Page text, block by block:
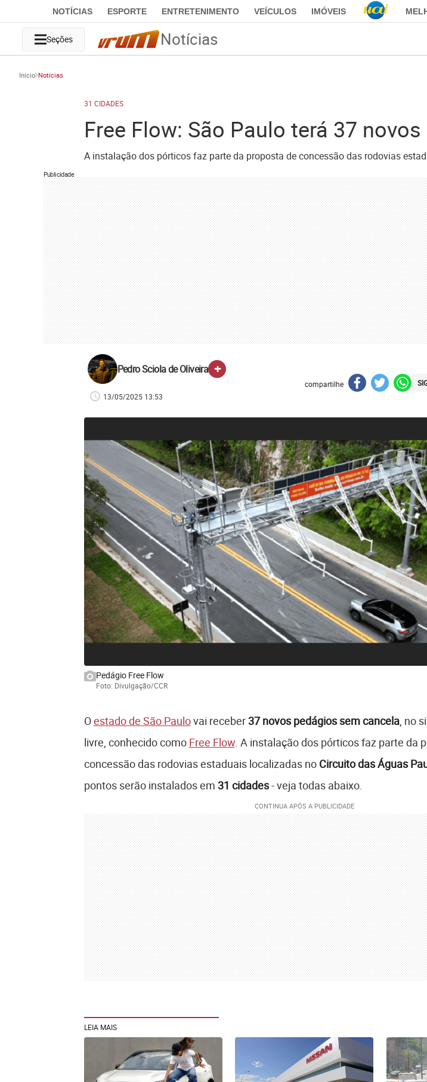
NOTÍCIAS ESPORTE ENTRETENIMENTO VEÍCULOS IMÓVEIS
Seções Notícias
Início Notícias
31 CIDADES
Free Flow: São Paulo terá 37
A instalação dos pórticos faz parte da proposta de concessão das rodovias
Publicidade
Pedro Sciola de Oliveira +
13/05/2025 13:53
compartilhe
Pedágio Free Flow
Foto: Divulgação/CCR
Oestado de São Paulovai receber37 novos pedágios sem cancela, no
livre, conhecido como Free Flow. A instalação dos pórticos faz parte da
concessão das rodovias estaduais localizadas no Circuito das Águas
pontos serão instalados em 31 cidades- veja todas abaixo.
LEIA MAIS